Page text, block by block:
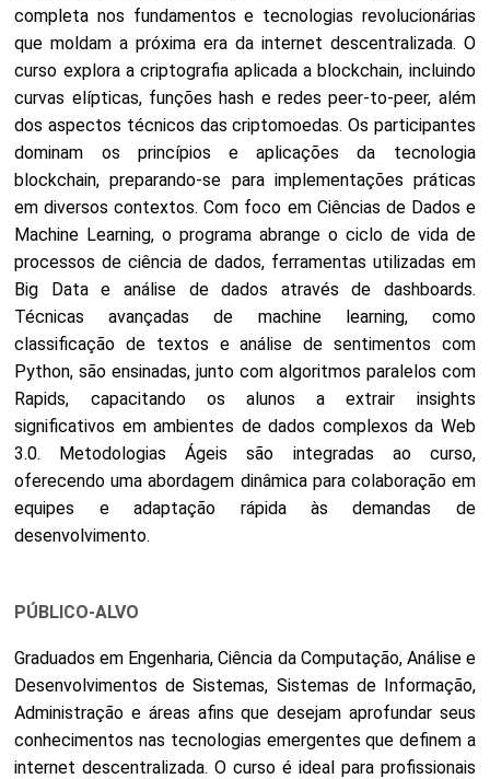
completa nos fundamentos e tecnologias revolucionárias
que moldam a próxima era da internet descentralizada. O
curso explora a criptografia aplicada a blockchain, incluindo
curvas elípticas, funções hash e redes peer-to-peer, além
dos aspectos técnicos das criptomoedas. Os participantes
dominam os princípios e aplicações da tecnologia
blockchain, preparando-se para implementações práticas
em diversos contextos. Com foco em Ciências de Dados e
Machine Learning, o programa abrange o ciclo de vida de
processos de ciência de dados, ferramentas utilizadas em
Big Data e análise de dados através de dashboards.
Técnicas avançadas de machine learning, como
classificação de textos e análise de sentimentos com
Python, são ensinadas, junto com algoritmos paralelos com
Rapids, capacitando os alunos a extrair insights
significativos em ambientes de dados complexos da Web
3.0. Metodologias Ágeis são integradas ao curso,
oferecendo uma abordagem dinâmica para colaboração em
equipes e adaptação rápida às demandas de
desenvolvimento.
PÚBLICO-ALVO
Graduados em Engenharia, Ciência da Computação, Análise e
Desenvolvimentos de Sistemas, Sistemas de Informação,
Administração e áreas afins que desejam aprofundar seus
conhecimentos nas tecnologias emergentes que definem a
internet descentralizada. O curso é ideal para profissionais